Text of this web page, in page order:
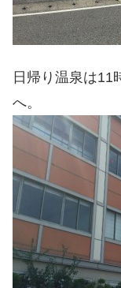
日帰り温泉は11
へ。